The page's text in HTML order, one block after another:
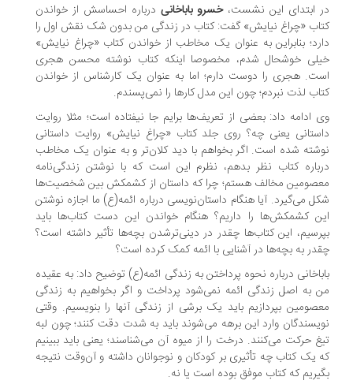
ابتدای این نشست،خسرو باباخانیدرباره احساسش از خواندن
«چراغ نیایش» گفت: کتاب در زندگی من بدون شک نقش اول را
بنابراین به عنوان یک مخاطب از خواندن کتاب «چراغ نیایش»
خوشحال شدم، مخصوصا اینکه کتاب نوشته محسن هجری
هجری را دوست دارم؛ اما به عنوان یک کارشناس از خواندن
لذت نبردم؛ چون این مدل کارها را نمی‌پسندم.
ادامه داد: بعضی از تعریف‌ها برایم جا نیفتاده است؛ مثلا روایت
یعنی چه؟ روی جلد کتاب «چراغ نیایش» روایت داستانی
شده است. اگر بخواهم با دید کلان‌تر و به عنوان یک مخاطب
کتاب نظر بدهم، نظرم این است که با نوشتن زندگی‌نامه
مخالف هستم؛ چرا که داستان از کشمکش بین شخصیت‌ها
می‌گیرد. آیا هنگام داستان‌نویسی درباره ائمه(ع) ما اجازه نوشتن
کشمکش‌ها را داریم؟ هنگام خواندن این دست کتاب‌ها باید
این کتاب‌ها چقدر در دینی‌ترشدن بچه‌ها تأثیر داشته است؟
به بچه‌ها در آشنایی با ائمه کمک کرده است؟
درباره نحوه پرداختن به زندگی ائمه(ع) توضیح داد: به عقیده
به اصل زندگی ائمه نمی‌شود پرداخت و اگر بخواهیم به زندگی
بپردازیم باید یک برشی از زندگی آنها را بنویسیم. وقتی
وارد این برهه می‌شوند باید به شدت دقت کنند؛ چون لبه
حرکت می‌کنند. درخت را از میوه آن می‌شناسند؛ یعنی باید ببینیم
یک کتاب چه تأثیری بر کودکان و نوجوانان داشته و آن‌وقت نتیجه
که کتاب موفق بوده است یا نه.